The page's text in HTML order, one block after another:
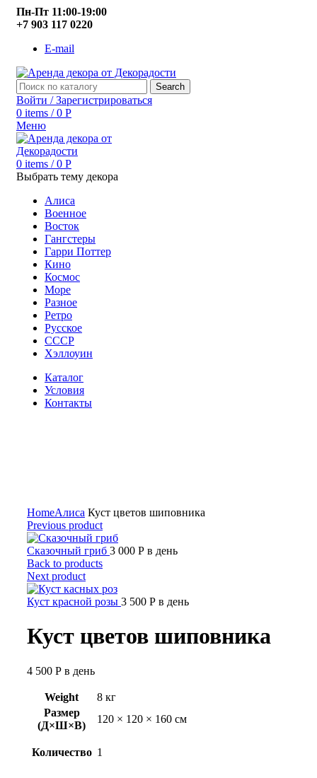
Пн-Пт 11:00-19:00
+7 903 117 0220
E-mail
Search
Войти / Зарегистрироваться
0 items / 0 Р
Меню
0 items / 0 Р
Выбрать тему декора
Алиса
Военное
Восток
Гангстеры
Гарри Поттер
Кино
Космос
Море
Разное
Ретро
Русское
СССР
Хэллоуин
Каталог
Условия
Контакты
HomeАлиса Куст цветов шиповника
Previous product
Сказочный гриб 3 000 Р в день
Back to products
Next product
Куст красной розы 3 500 Р в день
Куст цветов шиповника
4 500 Р в день
Weight
8 кг
Размер
(Д×Ш×В)
120 × 120 × 160 см
Количество 1